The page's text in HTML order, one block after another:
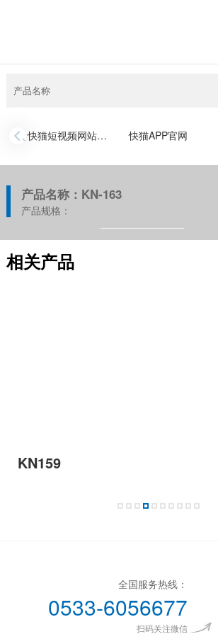
快猫短视频网站入口 快猫APP官网
‹
产品名称：KN-163
产品规格：
相关产品
KN159
全国服务热线：
0533-6056677
扫码关注微信